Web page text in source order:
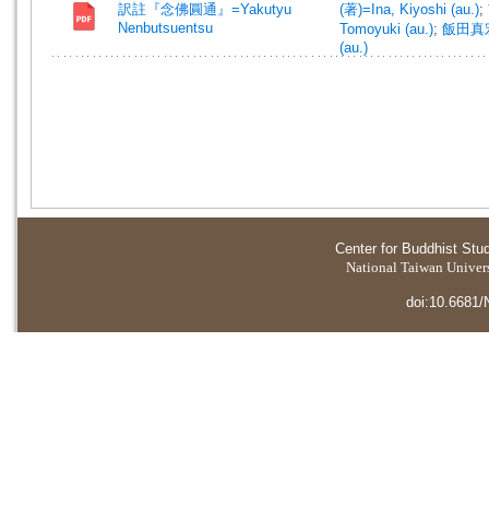
訳註『念佛圓通』=Yakutyu
Nenbutsuentsu
(著)=Ina, Kiyoshi (au.);
Tomoyuki (au.); 飯田真
(au.)
Center for Buddhist
National Taiwan
doi:10.6681/